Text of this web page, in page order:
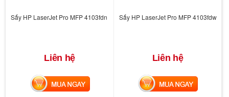
Sấy HP LaserJet Pro MFP 4103fdn
Liên hệ
MUA NGAY
Sấy HP LaserJet Pro MFP 4103fdw
Liên hệ
MUA NGAY